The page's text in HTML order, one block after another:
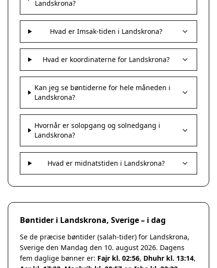
Landskrona?
Hvad er Imsak-tiden i Landskrona?
Hvad er koordinaterne for Landskrona?
Kan jeg se bøntiderne for hele måneden i
Landskrona?
Hvornår er solopgang og solnedgang i
Landskrona?
Hvad er midnatstiden i Landskrona?
Bøntider i Landskrona, Sverige – i dag
Se de præcise bøntider (salah-tider) for Landskrona,
Sverige den Mandag den 10. august 2026. Dagens
fem daglige bønner er: Fajr kl. 02:56, Dhuhr kl. 13:14,